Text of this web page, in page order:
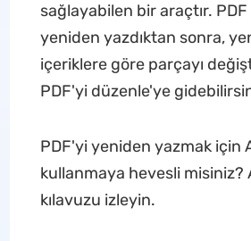
sağlayabilen bir araçtır.
yeniden yazdıktan sonra,
içeriklere göre parçayı
PDF'yi düzenle'ye
PDF'yi yeniden yazmak için
kullanmaya hevesli misiniz?
kılavuzu izleyin.